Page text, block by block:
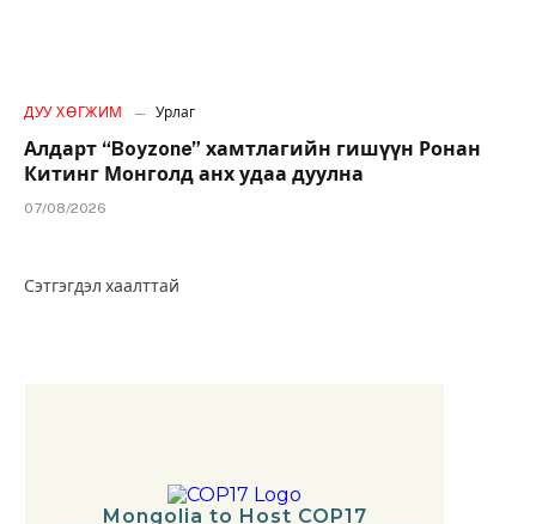
ДУУ ХӨГЖИМ Урлаг
Алдарт “Boyzone” хамтлагийн гишүүн Ронан
Китинг Монголд анх удаа дуулна
07/08/2026
Сэтгэгдэл хаалттай